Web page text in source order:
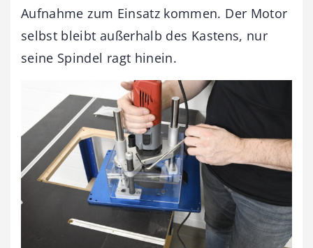
Aufnahme zum Einsatz kommen. Der Motor
selbst bleibt außerhalb des Kastens, nur
seine Spindel ragt hinein.